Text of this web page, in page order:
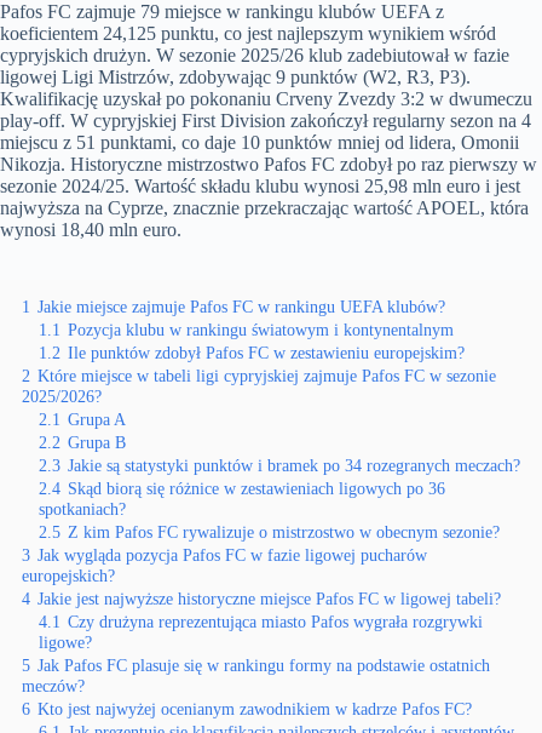
Pafos FC zajmuje 79 miejsce w rankingu klubów UEFA z
koeficientem 24,125 punktu, co jest najlepszym wynikiem wśród
cypryjskich drużyn. W sezonie 2025/26 klub zadebiutował w fazie
ligowej Ligi Mistrzów, zdobywając 9 punktów (W2, R3, P3).
Kwalifikację uzyskał po pokonaniu Crveny Zvezdy 3:2 w dwumeczu
play-off. W cypryjskiej First Division zakończył regularny sezon na 4
miejscu z 51 punktami, co daje 10 punktów mniej od lidera, Omonii
Nikozja. Historyczne mistrzostwo Pafos FC zdobył po raz pierwszy w
sezonie 2024/25. Wartość składu klubu wynosi 25,98 mln euro i jest
najwyższa na Cyprze, znacznie przekraczając wartość APOEL, która
wynosi 18,40 mln euro.
1 Jakie miejsce zajmuje Pafos FC w rankingu UEFA klubów?
1.1 Pozycja klubu w rankingu światowym i kontynentalnym
1.2 Ile punktów zdobył Pafos FC w zestawieniu europejskim?
2 Które miejsce w tabeli ligi cypryjskiej zajmuje Pafos FC w sezonie
2025/2026?
2.1 Grupa A
2.2 Grupa B
2.3 Jakie są statystyki punktów i bramek po 34 rozegranych meczach?
2.4 Skąd biorą się różnice w zestawieniach ligowych po 36
spotkaniach?
2.5 Z kim Pafos FC rywalizuje o mistrzostwo w obecnym sezonie?
3 Jak wygląda pozycja Pafos FC w fazie ligowej pucharów
europejskich?
4 Jakie jest najwyższe historyczne miejsce Pafos FC w ligowej tabeli?
4.1 Czy drużyna reprezentująca miasto Pafos wygrała rozgrywki
ligowe?
5 Jak Pafos FC plasuje się w rankingu formy na podstawie ostatnich
meczów?
6 Kto jest najwyżej ocenianym zawodnikiem w kadrze Pafos FC?